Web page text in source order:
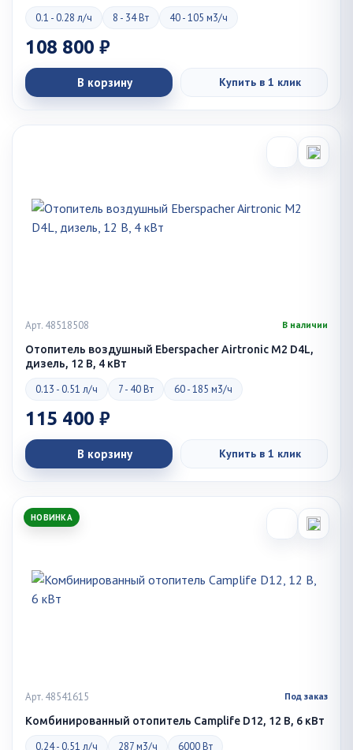
0.1 - 0.28 л/ч 8 - 34 Вт 40 - 105 м3/ч
108 800 ₽
В корзину Купить в 1 клик
Арт. 48518508 В наличии
Отопитель воздушный Eberspacher Airtronic M2 D4L,
дизель, 12 В, 4 кВт
0.13 - 0.51 л/ч 7 - 40 Вт 60 - 185 м3/ч
115 400 ₽
В корзину Купить в 1 клик
НОВИНКА
Арт. 48541615 Под заказ
Комбинированный отопитель Camplife D12, 12 В, 6 кВт
0.24 - 0.51 л/ч 287 м3/ч 6000 Вт